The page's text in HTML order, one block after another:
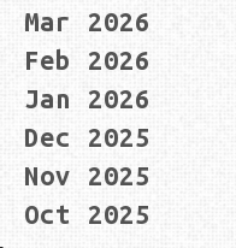
Mar 2026
Feb 2026
Jan 2026
Dec 2025
Nov 2025
Oct 2025